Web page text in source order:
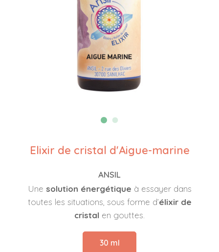
Elixir de cristal d'Aigue-marine
ANSIL
Une solution énergétique à essayer dans
toutes les situations, sous forme d’élixir de
cristal en gouttes.
30 ml